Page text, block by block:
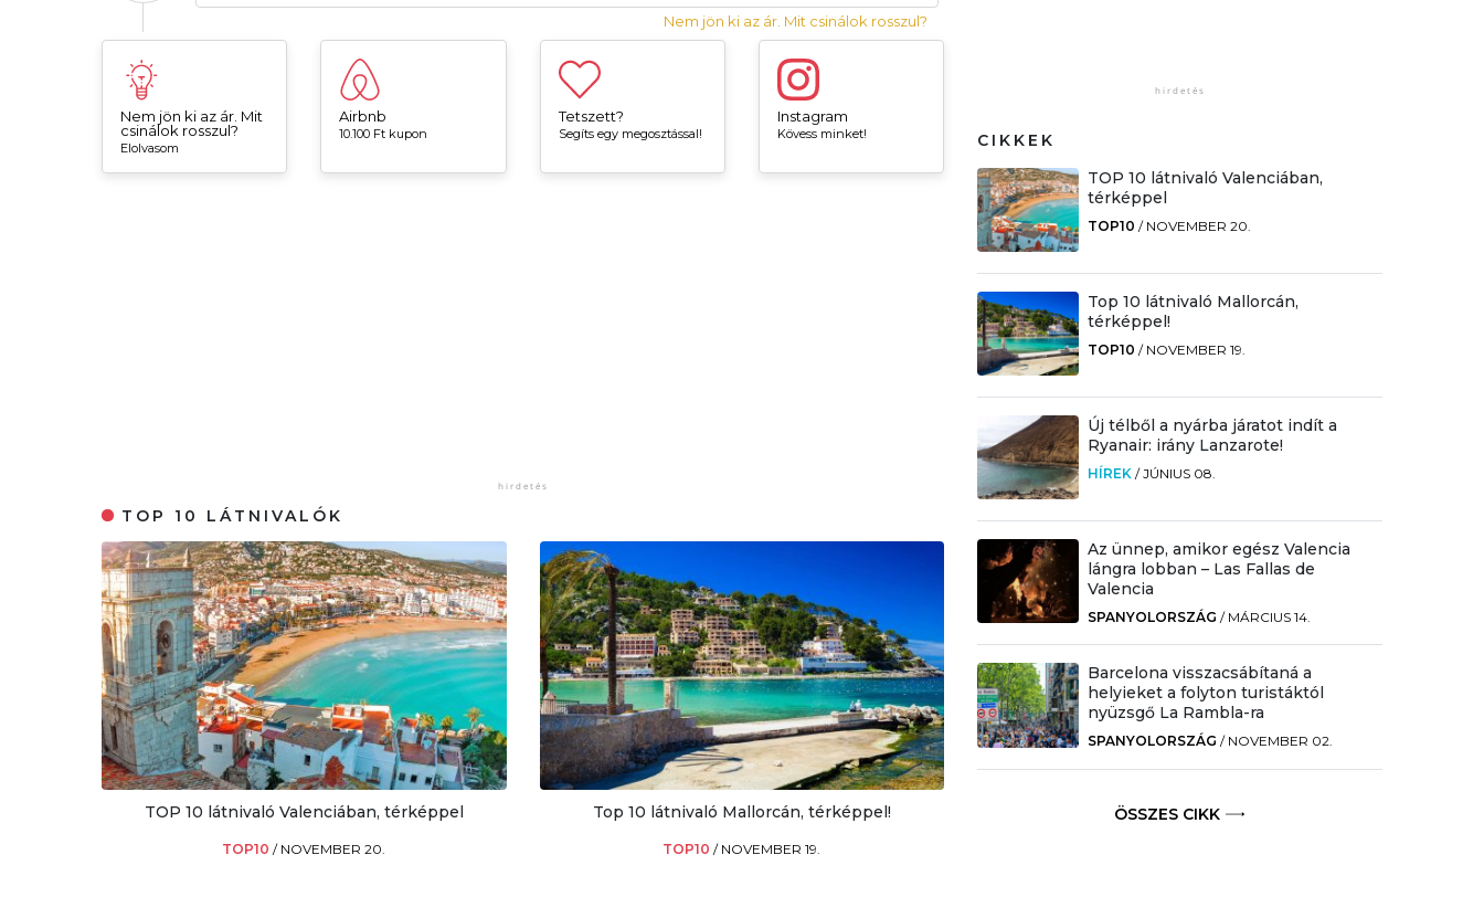
Nem jön ki az ár. Mit csinálok rosszul?
Nem jön ki az ár. Mit
csinálok rosszul?
Elolvasom
Airbnb
10.100 Ft kupon
Tetszett?
Segíts egy megosztással!
Instagram
Kövess minket!
TOP 10 LÁTNIVALÓK
TOP 10 látnivaló Valenciában, térképpel
TOP10/ NOVEMBER 20.
Top 10 látnivaló Mallorcán, térképpel!
TOP10/ NOVEMBER 19.
CIKKEK
TOP 10 látnivaló Valenciában,
térképpel
TOP10 / NOVEMBER 20.
Top 10 látnivaló Mallorcán,
térképpel!
TOP10 / NOVEMBER 19.
Új télből a nyárba járatot indít a
Ryanair: irány Lanzarote!
HÍREK /JÚNIUS 08.
Az ünnep, amikor egész Valencia
lángra lobban – Las Fallas de
Valencia
SPANYOLORSZÁG / MÁRCIUS 14.
Barcelona visszacsábítaná a
helyieket a folyton turistáktól
nyüzsgő La Rambla-ra
SPANYOLORSZÁG / NOVEMBER 02.
ÖSSZES CIKK